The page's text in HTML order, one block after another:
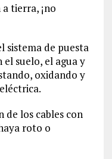
tierra, ¡no
sistema de puesta
suelo, el agua y
oxidando y
de los cables con
roto o